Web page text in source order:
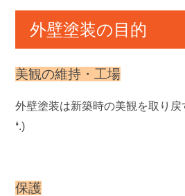
外壁塗装の目的
美観の維持・工場
外壁塗装は新築時の美観を取り戻
❛.)
保護